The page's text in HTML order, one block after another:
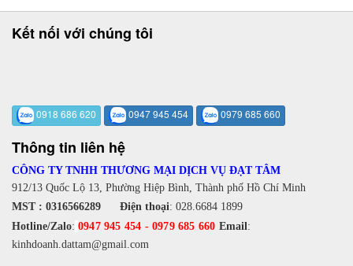
Kết nối với chúng tôi
0918 686 620 0947 945 454 0979 685 660
Thông tin liên hệ
CÔNG TY TNHH THƯƠNG MẠI DỊCH VỤ ĐẠT TÂM
912/13 Quốc Lộ 13, Phường Hiệp Bình, Thành phố Hồ Chí Minh
MST : 0316566289 Điện thoại: 028.6684 1899
Hotline/Zalo: 0947 945 454 -0979 685 660 Email:
kinhdoanh.dattam@gmail.com